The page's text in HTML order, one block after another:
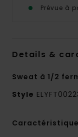
Prévue à
Details &
Sweat à 1/2
Style